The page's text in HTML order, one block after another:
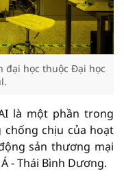
đại học thuộc Đại học
là một phần trong
chịu của hoạt
sản thương mại
- Thái Bình Dương.